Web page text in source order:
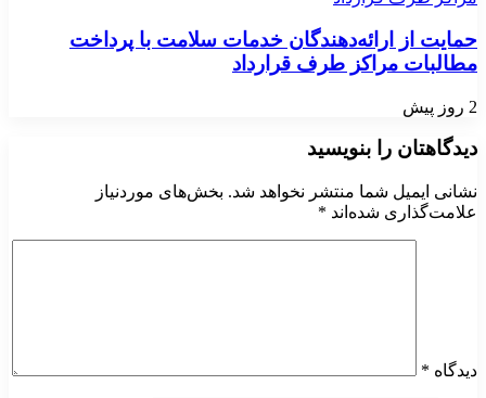
حمایت از ارائه‌دهندگان خدمات سلامت با پرداخت
مطالبات مراکز طرف قرارداد
2 روز پیش
دیدگاهتان را بنویسید
نشانی ایمیل شما منتشر نخواهد شد. بخش‌های موردنیاز
علامت‌گذاری شده‌اند *
دیدگاه *